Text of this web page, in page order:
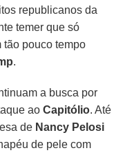
republicanos da
temer que só
tão pouco tempo
.
a busca por
aoCapitólio. Até
de Nancy Pelosi
de pele com